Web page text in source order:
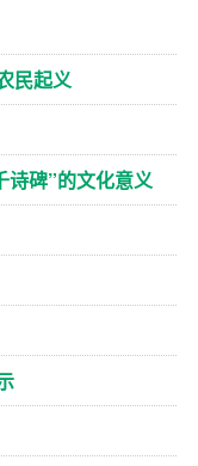
民起义
碑”的文化意义